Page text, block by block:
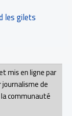
les gilets
mis en ligne par
de
communauté